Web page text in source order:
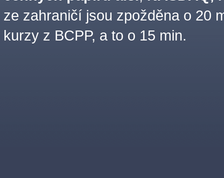
ze zahraničí jsou zpožděna o 20
kurzy z BCPP, a to o 15 min.